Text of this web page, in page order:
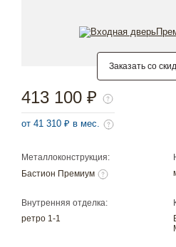
Заказать со
Металлоконструкция:
Бастион Премиум
Внутренняя отделка:
ретро 1-1
413 100 ₽
от 41 310 ₽ в мес.